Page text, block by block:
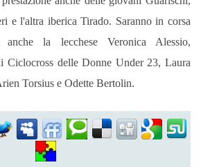
e l'altra iberica Tirado. Saranno in corsa
la lecchese Veronica Alessio,
Ciclocross delle Donne Under 23, Laura
Torsius e Odette Bertolin.